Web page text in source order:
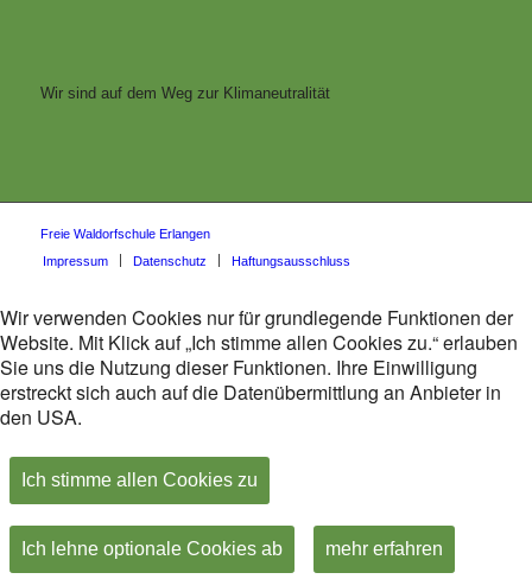
Wir sind auf dem Weg zur Klimaneutralität
Freie Waldorfschule Erlangen
Impressum
Datenschutz Haftungsausschluss
Wir verwenden Cookies nur für grundlegende Funktionen der
Website. Mit Klick auf „Ich stimme allen Cookies zu.“ erlauben
Sie uns die Nutzung dieser Funktionen. Ihre Einwilligung
erstreckt sich auch auf die Datenübermittlung an Anbieter in
den USA.
Ich stimme allen Cookies zu
Ich lehne optionale Cookies ab mehr erfahren